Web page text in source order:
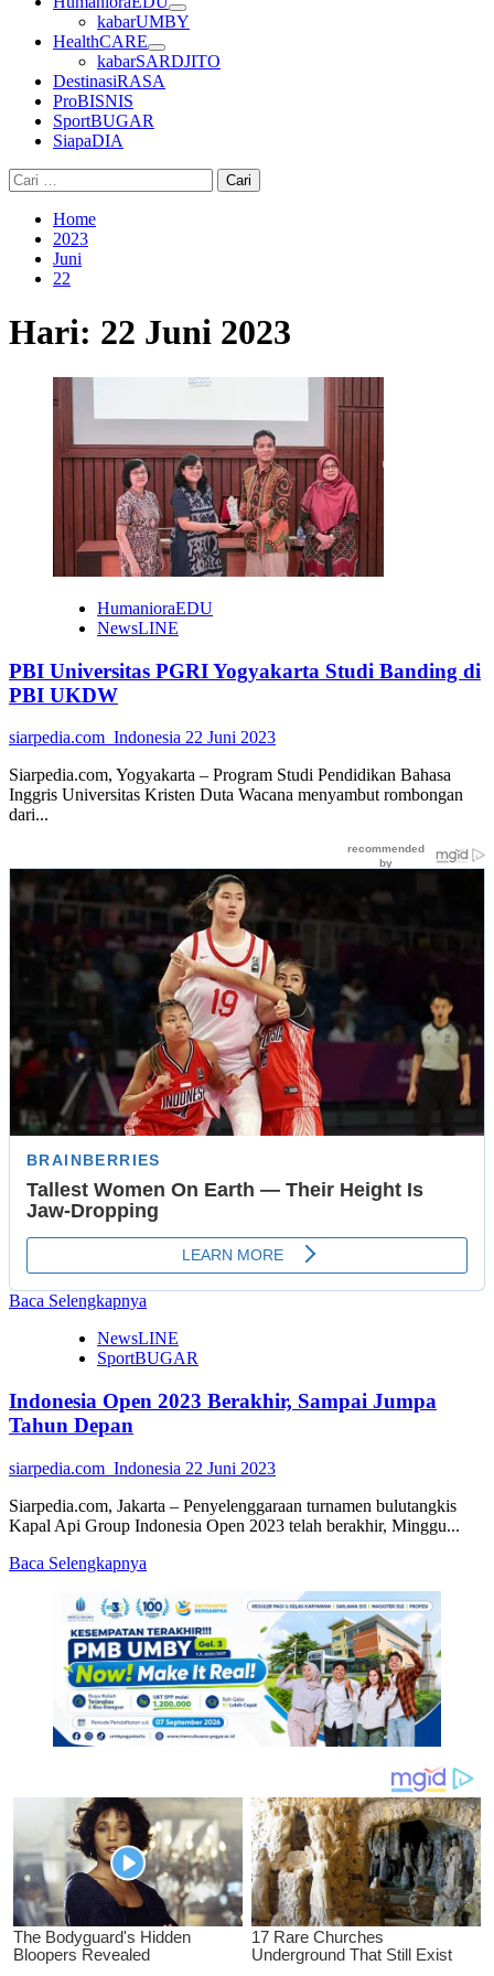
kabarUMBY
HealthCARE
kabarSARDJITO
DestinasiRASA
ProBISNIS
SportBUGAR
SiapaDIA
Cari
untuk:
Home
2023
Juni
22
Hari: 22 Juni 2023
HumanioraEDU
NewsLINE
PBI Universitas PGRI Yogyakarta Studi Banding di
PBI UKDW
siarpedia.com_Indonesia 22 Juni 2023
Siarpedia.com, Yogyakarta – Program Studi Pendidikan Bahasa
Inggris Universitas Kristen Duta Wacana menyambut rombongan
dari...
Baca Selengkapnya
about
PBI
PGRI
Banding
di
PBI
UKDW
NewsLINE
SportBUGAR
Indonesia Open 2023 Berakhir, Sampai Jumpa
Tahun Depan
siarpedia.com_Indonesia 22 Juni 2023
Siarpedia.com, Jakarta – Penyelenggaraan turnamen bulutangkis
Kapal Api Group Indonesia Open 2023 telah berakhir, Minggu...
Baca Selengkapnya
about
Indonesia
Open
2023
Berakhir,
Sampai
Jumpa
Tahun